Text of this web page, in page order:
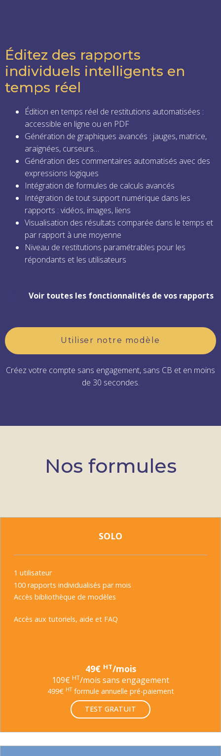
Éditez des rapports
individuels intelligents en
temps réel
Édition en temps réel de restitutions automatisées :
accessible en ligne ou en PDF
Génération de graphiques avancés : jauges, matrice,
araignées, curseurs…
Génération des commentaires automatisés avec des
expressions logiques
Intégration de formules de calculs avancés
Intégration de tout support numérique dans les
rapports : vidéos, images, liens
Visualisation des résultats comparée dans le temps et
par rapport à une moyenne
Niveau de restitutions paramétrables pour les
répondants et les utilisateurs
Voir toutes les fonctionnalités de vos rapports
Utiliser notre modèle
Créez votre compte sans engagement, sans CB et en moins
de 30 secondes.
Nos formules
SOLO
1 utilisateur
100 rapports individualisés par mois
Accès bibliothèque de modèles
Accès aux tutoriels, aide et FAQ
49€ HT/mois
109€ HT/mois sans engagement
499€ HT formule annuelle pré-paiement
TEST GRATUIT